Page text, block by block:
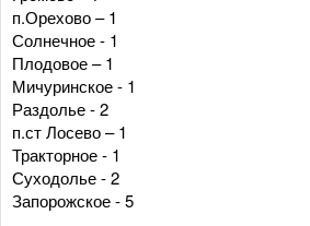
п.Орехово – 1
Солнечное - 1
Плодовое – 1
Мичуринское - 1
Раздолье - 2
п.ст Лосево – 1
Тракторное - 1
Суходолье - 2
Запорожское - 5